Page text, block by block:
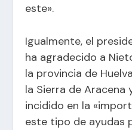
este».
Igualmente, el
ha agradecido a
la provincia de
la Sierra de Aracena
incidido en la
este tipo de ayudas